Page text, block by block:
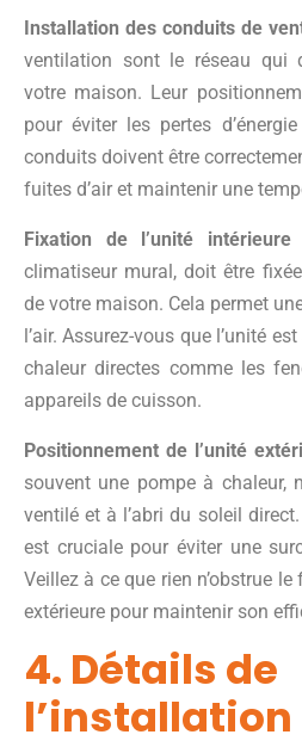
Installation des conduits de
ventilation sont le réseau qui
votre maison. Leur
pour éviter les pertes
conduits doivent être
fuites d’air et maintenir une
Fixation de l’unité intérieure
climatiseur mural, doit être
de votre maison. Cela permet
l’air. Assurez-vous que l’unité
chaleur directes comme les
appareils de cuisson.
Positionnement de l’unité
souvent une pompe à chaleur,
ventilé et à l’abri du soleil
est cruciale pour éviter une
Veillez à ce que rien n’obstrue le
extérieure pour maintenir son
4. Détails de
l’installation